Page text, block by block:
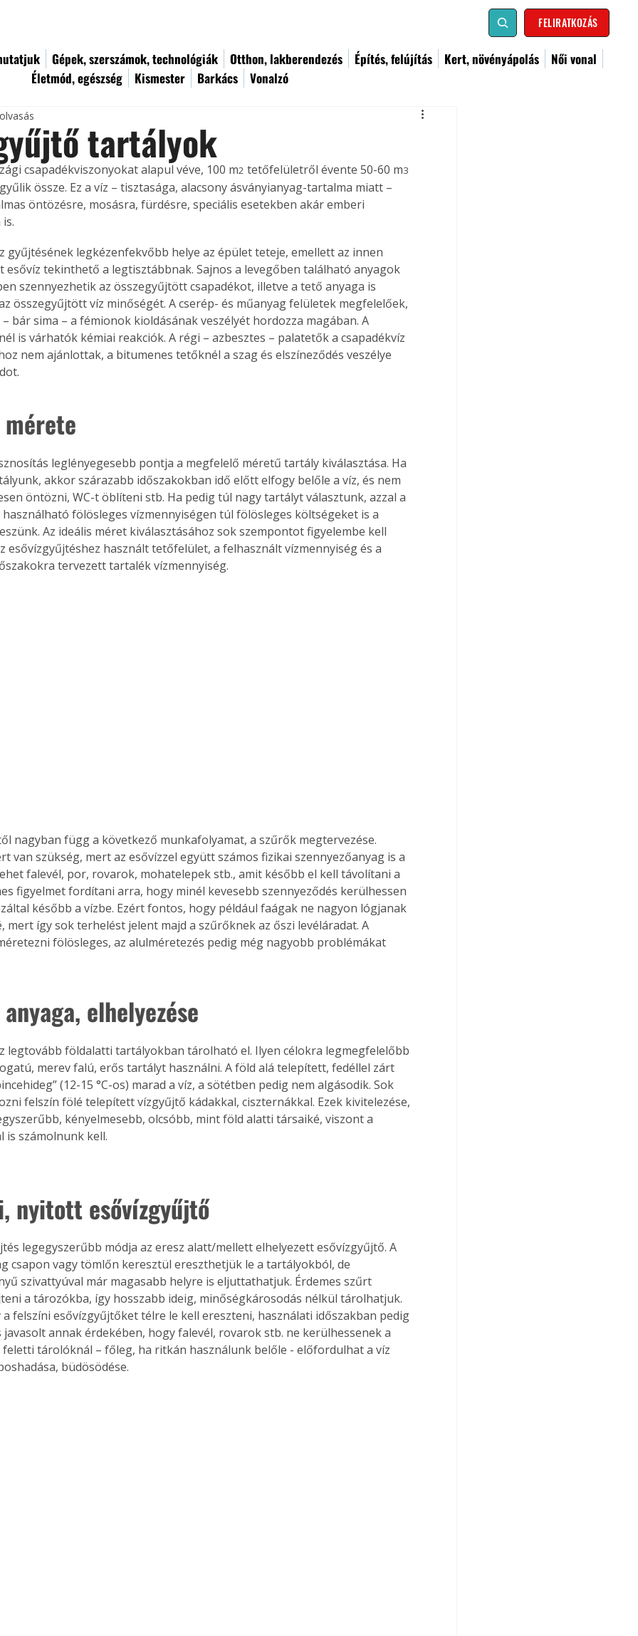
FELIRATKOZÁS
Gépek, szerszámok, technológiák Otthon, lakberendezés Építés, felújítás Kert, növényápolás
Női vonal
Életmód, egészség
Kismester Barkács Vonalzó
az
Együtt jobban megéri!
Bővebb információ itt!
Együtt jobban megéri! A
tartályok
csapadékviszonyokat alapul véve, 100 m2 tetőfelületről évente 50-60 m3
össze. Ez a víz – tisztasága, alacsony ásványianyag-tartalma miatt –
öntözésre, mosásra, fürdésre, speciális esetekben akár emberi
gyűjtésének legkézenfekvőbb helye az épület teteje, emellett az innen
esővíz tekinthető a legtisztábbnak. Sajnos a levegőben található anyagok
szennyezhetik az összegyűjtött csapadékot, illetve a tető anyaga is
összegyűjtött víz minőségét. A cserép- és műanyag felületek megfelelőek,
bár sima – a fémionok kioldásának veszélyét hordozza magában. A
is várhatók kémiai reakciók. A régi – azbesztes – palatetők a csapadékvíz
nem ajánlottak, a bitumenes tetőknél a szag és elszíneződés veszélye
leglényegesebb pontja a megfelelő méretű tartály kiválasztása. Ha
akkor szárazabb időszakokban idő előtt elfogy belőle a víz, és nem
öntözni, WC-t öblíteni stb. Ha pedig túl nagy tartályt választunk, azzal a
fölösleges vízmennyiségen túl fölösleges költségeket is a
Az ideális méret kiválasztásához sok szempontot figyelembe kell
esővízgyűjtéshez használt tetőfelület, a felhasznált vízmennyiség és a
tervezett tartalék vízmennyiség.
nagyban függ a következő munkafolyamat, a szűrők megtervezése.
van szükség, mert az esővízzel együtt számos fizikai szennyezőanyag is a
falevél, por, rovarok, mohatelepek stb., amit később el kell távolítani a
figyelmet fordítani arra, hogy minél kevesebb szennyeződés kerülhessen
később a vízbe. Ezért fontos, hogy például faágak ne nagyon lógjanak
mert így sok terhelést jelent majd a szűrőknek az őszi levéláradat. A
fölösleges, az alulméretezés pedig még nagyobb problémákat
elhelyezése
legtovább földalatti tartályokban tárolható el. Ilyen célokra legmegfelelőbb
merev falú, erős tartályt használni. A föld alá telepített, fedéllel zárt
(12-15 °C-os) marad a víz, a sötétben pedig nem algásodik. Sok
felszín fölé telepített vízgyűjtő kádakkal, ciszternákkal. Ezek kivitelezése,
kényelmesebb, olcsóbb, mint föld alatti társaiké, viszont a
is számolnunk kell.
nyitott esővízgyűjtő
legegyszerűbb módja az eresz alatt/mellett elhelyezett esővízgyűjtő. A
csapon vagy tömlőn keresztül ereszthetjük le a tartályokból, de
szivattyúval már magasabb helyre is eljuttathatjuk. Érdemes szűrt
a tározókba, így hosszabb ideig, minőségkárosodás nélkül tárolhatjuk.
a felszíni esővízgyűjtőket télre le kell ereszteni, használati időszakban pedig
annak érdekében, hogy falevél, rovarok stb. ne kerülhessenek a
feletti tárolóknál – főleg, ha ritkán használunk belőle - előfordulhat a víz
büdösödése.